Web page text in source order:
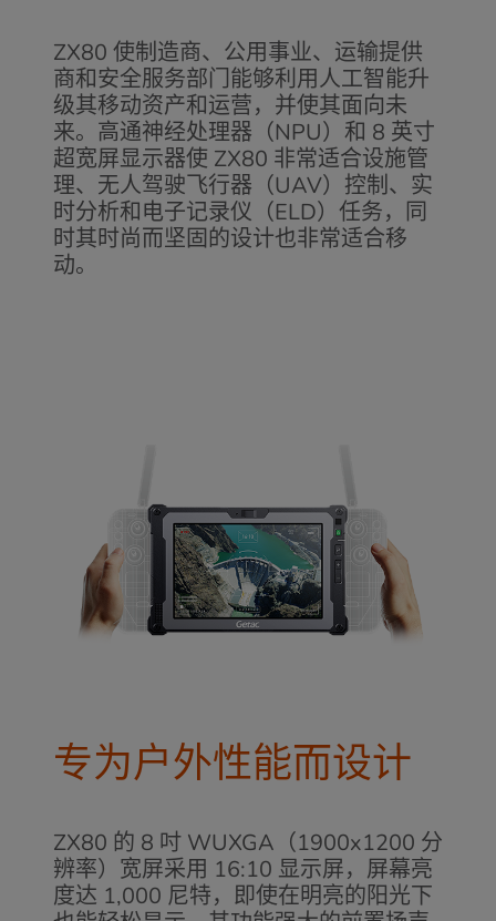
ZX80 使制造商、公用事业、运输提供
商和安全服务部门能够利用人工智能升
级其移动资产和运营，并使其面向未
来。高通神经处理器（NPU）和 8 英寸
超宽屏显示器使 ZX80 非常适合设施管
理、无人驾驶飞行器（UAV）控制、实
时分析和电子记录仪（ELD）任务，同
时其时尚而坚固的设计也非常适合移
动。
专为户外性能而设计
ZX80 的 8 吋 WUXGA（1900x1200 分
辨率）宽屏采用 16:10 显示屏，屏幕亮
度达 1,000 尼特，即使在明亮的阳光下